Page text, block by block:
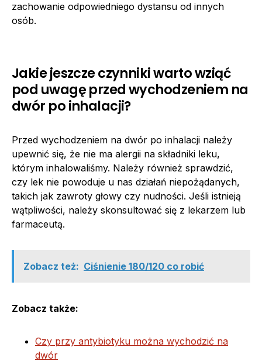
zachowanie odpowiedniego dystansu od innych
osób.
Jakie jeszcze czynniki warto wziąć
pod uwagę przed wychodzeniem na
dwór po inhalacji?
Przed wychodzeniem na dwór po inhalacji należy
upewnić się, że nie ma alergii na składniki leku,
którym inhalowaliśmy. Należy również sprawdzić,
czy lek nie powoduje u nas działań niepożądanych,
takich jak zawroty głowy czy nudności. Jeśli istnieją
wątpliwości, należy skonsultować się z lekarzem lub
farmaceutą.
Zobacz też: Ciśnienie 180/120 co robić
Zobacz także:
Czy przy antybiotyku można wychodzić na
dwór